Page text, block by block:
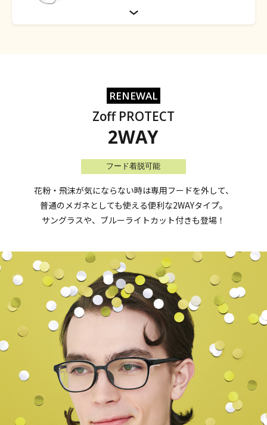
RENEWAL
Zoff PROTECT
2WAY
フード着脱可能
花粉・飛沫が気にならない時は専用フードを外して、
普通のメガネとしても使える便利な2WAYタイプ。
サングラスや、ブルーライトカット付きも登場！